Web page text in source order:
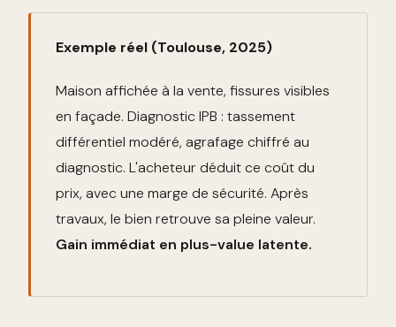
Exemple réel (Toulouse, 2025)
Maison affichée à la vente, fissures visibles
en façade. Diagnostic IPB : tassement
différentiel modéré, agrafage chiffré au
diagnostic. L'acheteur déduit ce coût du
prix, avec une marge de sécurité. Après
travaux, le bien retrouve sa pleine valeur.
Gain immédiat en plus-value latente.